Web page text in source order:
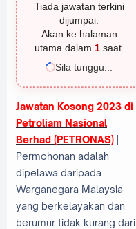
Tiada jawatan terkini
dijumpai.
Akan ke halaman
utama dalam 1saat.
Sila tunggu...
Jawatan Kosong 2023 di
Petroliam Nasional
Berhad (PETRONAS)
Permohonan adalah
dipelawa daripada
Warganegara Malaysia
yang berkelayakan dan
berumur tidak kurang dari